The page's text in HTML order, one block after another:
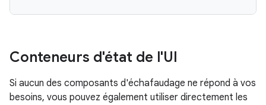
Conteneurs d'état de l'UI
Si aucun des composants d'échafaudage ne répond à vos
besoins, vous pouvez également utiliser directement les